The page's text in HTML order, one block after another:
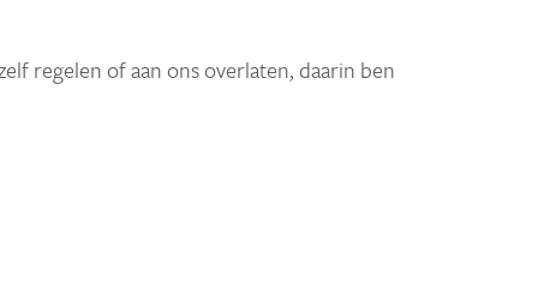
regelen of aan ons overlaten, daarin ben